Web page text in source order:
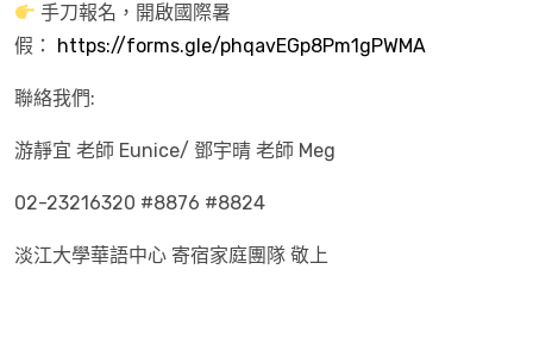
手刀報名，開啟國際暑
假： https://forms.gle/phqavEGp8Pm1gPWMA
聯絡我們:
游靜宜 老師 Eunice/ 鄧宇晴 老師 Meg
02-23216320 #8876 #8824
淡江大學華語中心 寄宿家庭團隊 敬上